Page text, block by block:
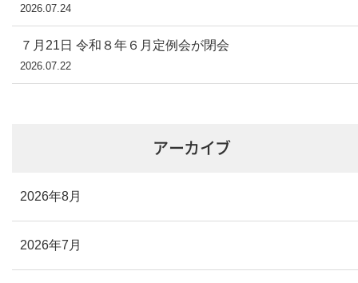
2026.07.24
７月21日 令和８年６月定例会が閉会
2026.07.22
アーカイブ
2026年8月
2026年7月